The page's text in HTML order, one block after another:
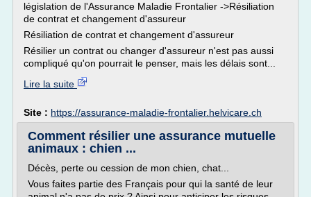
législation de l'Assurance Maladie Frontalier ->Résiliation
de contrat et changement d'assureur
Résiliation de contrat et changement d'assureur
Résilier un contrat ou changer d'assureur n'est pas aussi
compliqué qu'on pourrait le penser, mais les délais sont...
Lire la suite
Site : https://assurance-maladie-frontalier.helvicare.ch
Comment résilier une assurance mutuelle
animaux : chien ...
Décès, perte ou cession de mon chien, chat...
Vous faites partie des Français pour qui la santé de leur